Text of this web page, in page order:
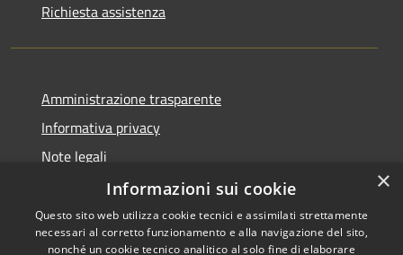
Richiesta assistenza
Amministrazione trasparente
Informativa privacy
Note legali
Dichiarazione di accessibilità
×
Informazioni sui cookie
Questo sito web utilizza cookie tecnici e assimilati strettamente
necessari al corretto funzionamento e alla navigazione del sito,
nonché un cookie tecnico analitico al solo fine di elaborare